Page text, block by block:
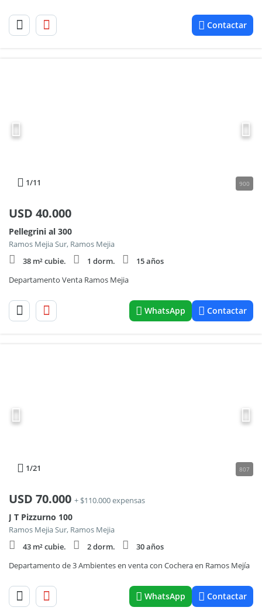
Contactar
1/11 900
USD 40.000
Pellegrini al 300
Ramos Mejia Sur, Ramos Mejia
38 m² cubie.
1 dorm.
15 años
Departamento Venta Ramos Mejia
WhatsApp Contactar
1/21 807
USD 70.000 + $110.000 expensas
J T Pizzurno 100
Ramos Mejia Sur, Ramos Mejia
43 m² cubie.
2 dorm.
30 años
Departamento de 3 Ambientes en venta con Cochera en Ramos Mejía
WhatsApp Contactar